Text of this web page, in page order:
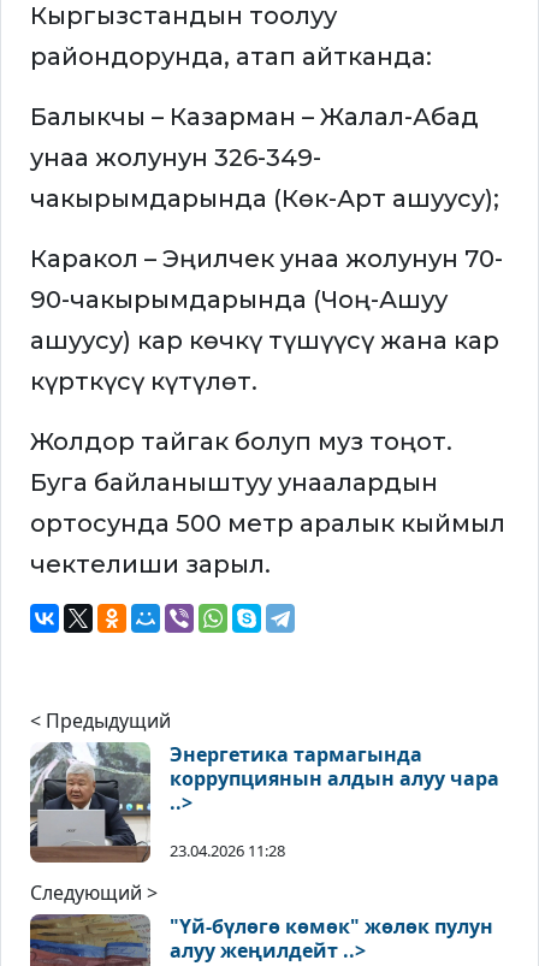
Кыргызстандын тоолуу
райондорунда, атап айтканда:
Балыкчы – Казарман – Жалал-Абад
унаа жолунун 326-349-
чакырымдарында (Көк-Арт ашуусу);
Каракол – Эңилчек унаа жолунун 70-
90-чакырымдарында (Чоң-Ашуу
ашуусу) кар көчкү түшүүсү жана кар
күрткүсү күтүлөт.
Жолдор тайгак болуп муз тоңот.
Буга байланыштуу унаалардын
ортосунда 500 метр аралык кыймыл
чектелиши зарыл.
< Предыдущий
Энергетика тармагында
коррупциянын алдын алуу чара
..>
23.04.2026 11:28
Следующий >
"Үй-бүлөгө көмөк" жөлөк пулун
алуу жеңилдейт ..>